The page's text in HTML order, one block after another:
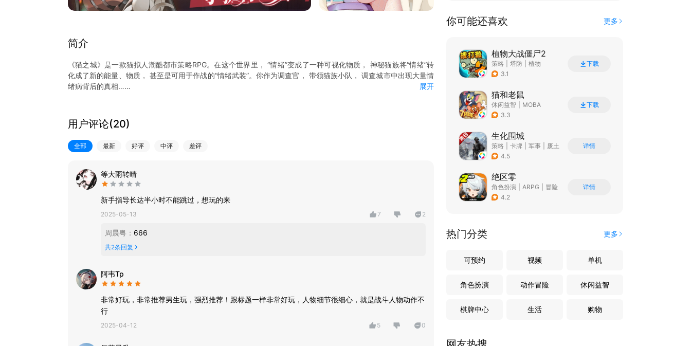
简介
《猫之城》是一款猫拟人潮酷都市策略RPG。在这个世界里， “情绪”变成了一种可视化物质， 神秘猫族将“情绪”转
化成了新的能量、物质， 甚至是可用于作战的“情绪武装”。你作为调查官， 带领猫族小队， 调查城市中出现大量情
绪病背后的真相……
展开
用户评论(20)
全部 最新 好评 中评 差评
等大雨转晴
新手指导长达半小时不能跳过，想玩的来
2025-05-13 7 2
周晨粤 ： 666
共2条回复
阿韦Tp
非常好玩，非常推荐男生玩，强烈推荐！跟标题一样非常好玩，人物细节很细心，就是战斗人物动作不
行
2025-04-12 5 0
你可能还喜欢 更多
植物大战僵尸2
策略 塔防
植物
| 植物大战僵尸
3.1
下载
猫和老鼠
休闲益智
MOBA
| 动漫改编
3.3
下载
生化围城
策略 卡牌 军事
废土
4.5
详情
绝区零
角色扮演 ARPG
冒险
| 美少女
4.2
详情
热门分类 更多
可预约 视频 单机
角色扮演 动作冒险 休闲益智
棋牌中心 生活 购物